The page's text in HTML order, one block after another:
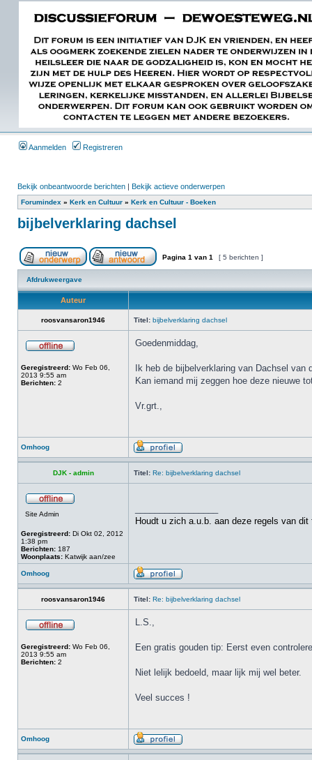
Aanmelden Registreren
Bekijk onbeantwoorde berichten | Bekijk actieve onderwerpen
Forumindex » Kerk en Cultuur » Kerk en Cultuur - Boeken
bijbelverklaring dachsel
Pagina 1 van 1 [ 5 berichten ]
Afdrukweergave
Auteur
roosvansaron1946 Titel: bijbelverklaring dachsel
Geregistreerd: Wo Feb 06,
2013 9:55 am
Berichten: 2
Goedenmiddag,
Ik heb de bijbelverklaring van Dachsel
Kan iemand mij zeggen hoe deze nieuwe
Vr.grt.,
Omhoog
DJK - admin Titel: Re: bijbelverklaring dachsel
Site Admin
Geregistreerd: Di Okt 02, 2012
1:38 pm
Berichten: 187
Woonplaats: Katwijk aan/zee
Houdt u zich a.u.b. aan deze regels van
Omhoog
roosvansaron1946 Titel: Re: bijbelverklaring dachsel
Geregistreerd: Wo Feb 06,
2013 9:55 am
Berichten: 2
L.S.,
Een gratis gouden tip: Eerst even
Niet lelijk bedoeld, maar lijk mij wel beter.
Veel succes !
Omhoog